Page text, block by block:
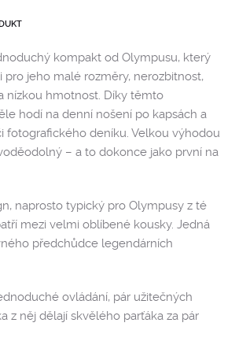
kompakt od Olympusu, který
pro jeho malé rozměry, nerozbitnost,
nízkou hmotnost. Díky těmto
hodí na denní nošení po kapsách a
fotografického deníku. Velkou výhodou
– a to dokonce jako první na
naprosto typický pro Olympusy z té
mezi velmi oblíbené kousky. Jedná
předchůdce legendárních
ovládání, pár užitečných
z něj dělají skvělého parťáka za pár